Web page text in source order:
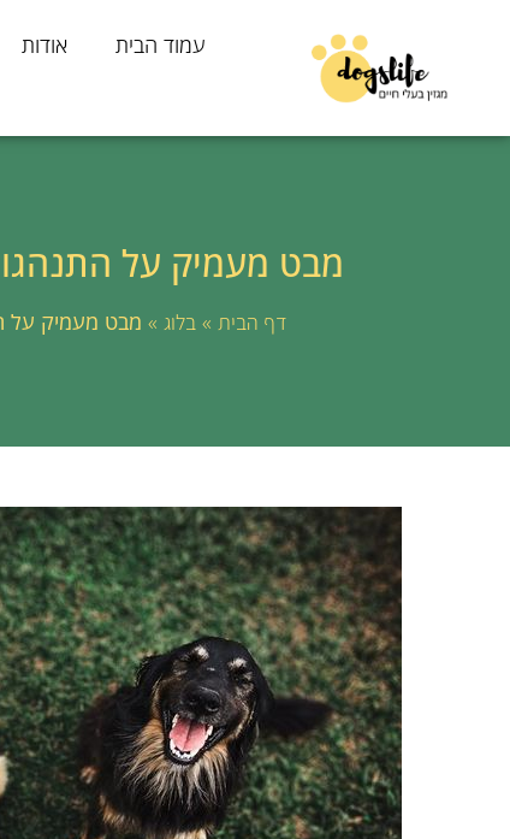
עמוד הבית אודות
מבט מעמיק על
דף הבית »בלוג » מבט מעמיק על